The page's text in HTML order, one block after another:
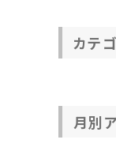
カテ
月別